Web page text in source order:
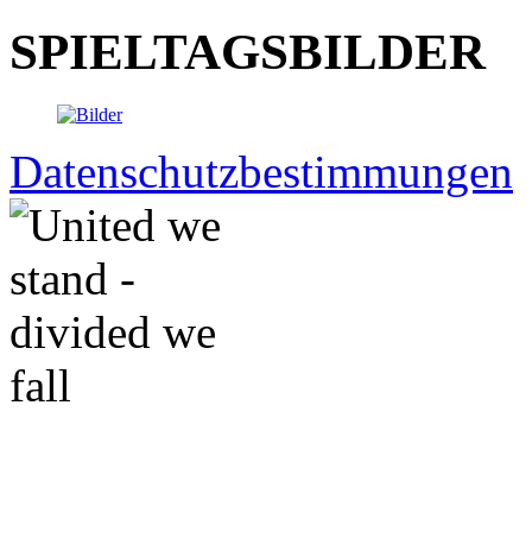
SPIELTAGSBILDER
Datenschutzbestimmungen